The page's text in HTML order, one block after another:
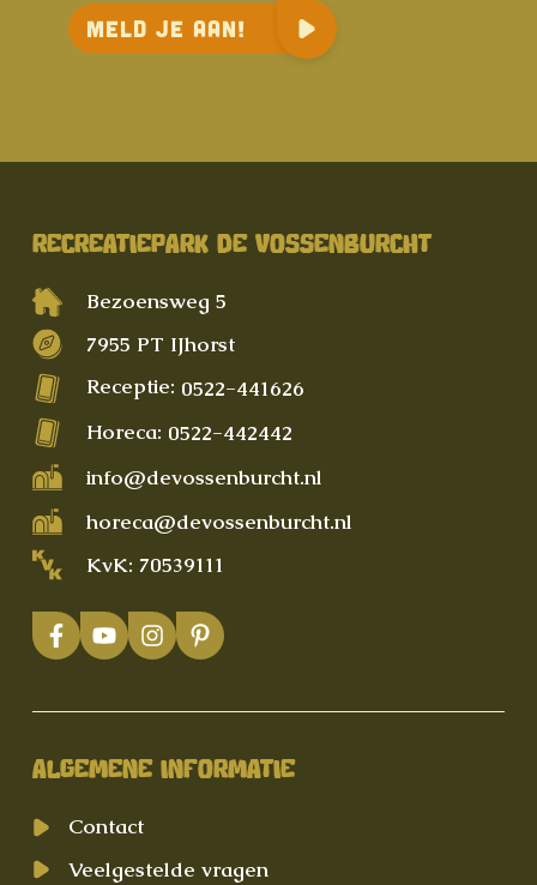
Meld je aan!
RECREATIEPARK DE VOSSENBURCHT
Bezoensweg 5
7955 PT IJhorst
Receptie: 0522-441626
Horeca: 0522-442442
info@devossenburcht.nl
horeca@devossenburcht.nl
KvK: 70539111
ALGEMENE INFORMATIE
Contact
Veelgestelde vragen